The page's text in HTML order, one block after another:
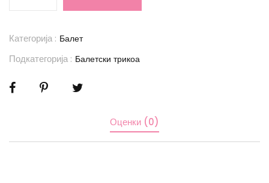
Категорија : Балет
Подкатегорија : Балетски трикоа
Оценки (0)